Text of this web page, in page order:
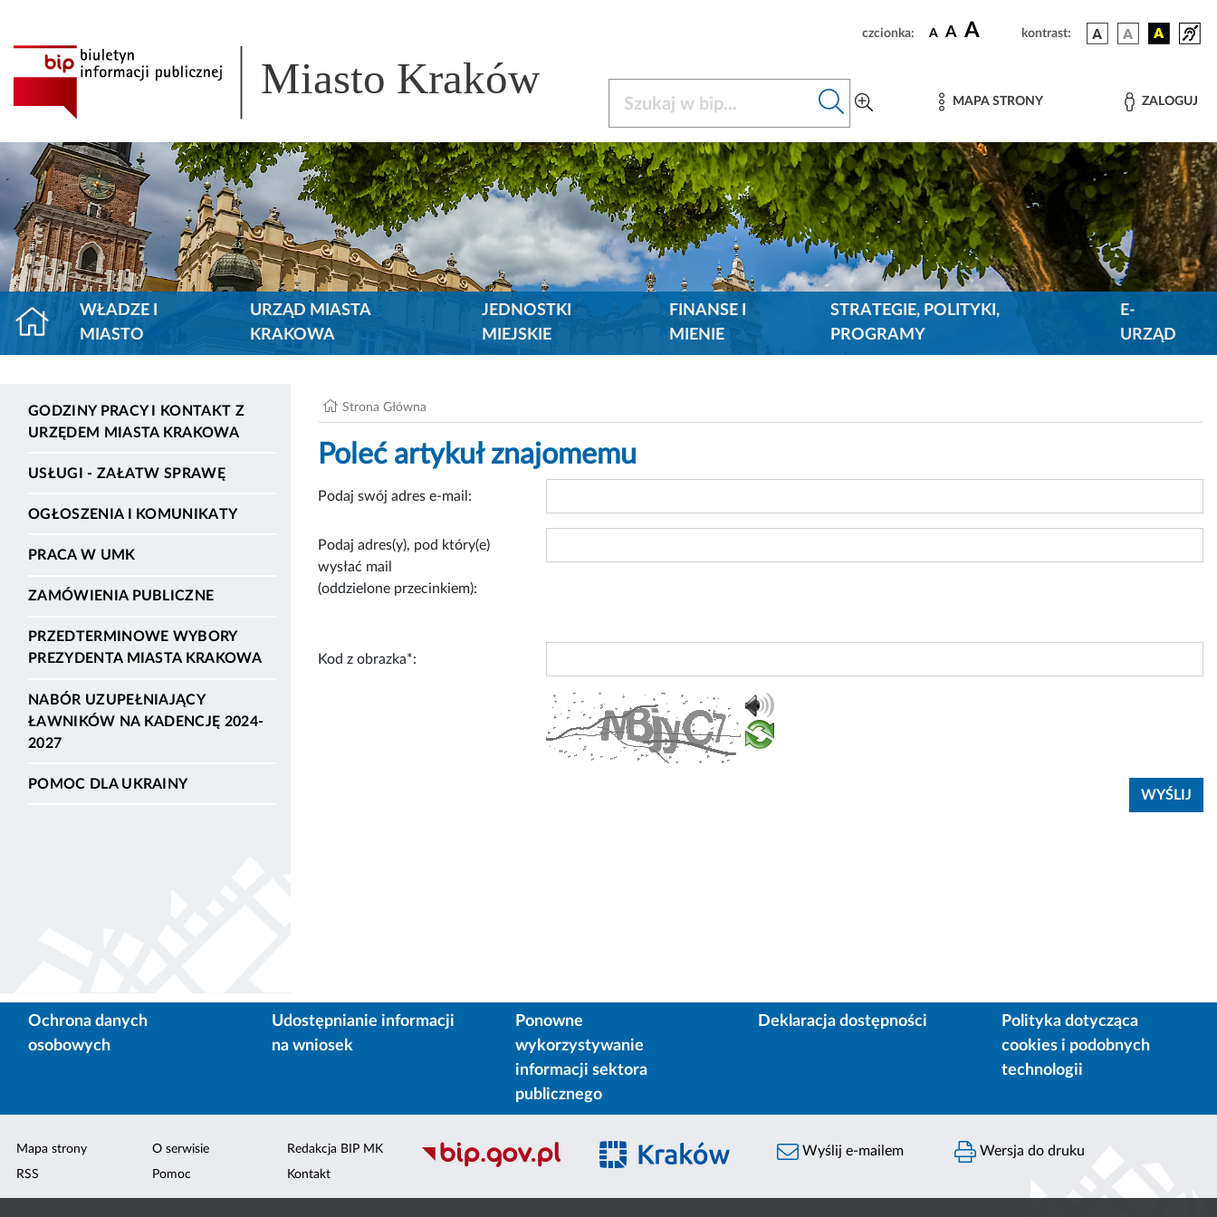
czcionka: A A A kontrast:
Miasto Kraków MAPA STRONY ZALOGUJ
WŁADZE I
MIASTO
URZĄD MIASTA
KRAKOWA
JEDNOSTKI
MIEJSKIE
FINANSE I
MIENIE
STRATEGIE, POLITYKI,
PROGRAMY
E-
URZĄD
GODZINY PRACY I KONTAKT Z
URZĘDEM MIASTA KRAKOWA
USŁUGI - ZAŁATW SPRAWĘ
OGŁOSZENIA I KOMUNIKATY
PRACA W UMK
ZAMÓWIENIA PUBLICZNE
PRZEDTERMINOWE WYBORY
PREZYDENTA MIASTA KRAKOWA
NABÓR UZUPEŁNIAJĄCY
ŁAWNIKÓW NA KADENCJĘ 2024-
2027
POMOC DLA UKRAINY
Strona Główna
Poleć artykuł znajomemu
Podaj swój adres e-mail:
Podaj adres(y), pod który(e)
wysłać mail
(oddzielone przecinkiem):
Kod z obrazka*:
Ochrona danych
osobowych
Udostępnianie informacji
na wniosek
Ponowne
wykorzystywanie
informacji sektora
publicznego
Deklaracja dostępności
Polityka dotycząca
cookies i podobnych
technologii
Mapa strony
RSS
O serwisie
Pomoc
Redakcja BIP MK
Kontakt
Wyślij e-mailem Wersja do druku